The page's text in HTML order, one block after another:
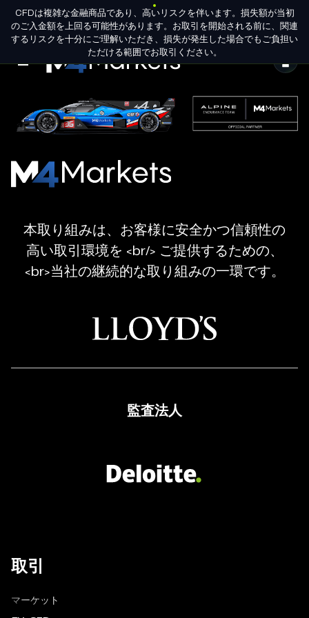
グループライセンス
JA
パートナー申
請
CFDは複雑な金融商品であり、高いリスクを伴います。損失額が当初
のご入金額を上回る可能性があります。お取引を開始される前に、関連
するリスクを十分にご理解いただき、損失が発生した場合でもご負担い
ただける範囲でお取引ください。
M4Markets
CFD
Regulated
Broker
プラットフォーム
M4Markets
CFD
Trading
Regulated
本取り組みは、お客様に安全かつ信頼性の
高い取引環境を <br/> ご提供するための、
<br>当社の継続的な取り組みの一環です。
監査法人
取引
マーケット